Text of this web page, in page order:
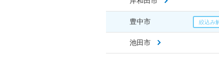
豊中市
池田市